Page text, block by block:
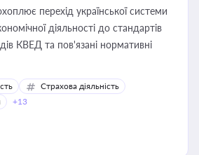
перехід української системи
діяльності до стандартів
КВЕД та пов'язані нормативні
Страхова діяльність
+13